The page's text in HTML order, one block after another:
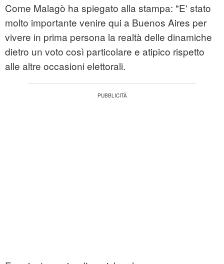
Come Malagò ha spiegato alla stampa: "E' stato
molto importante venire qui a Buenos Aires per
vivere in prima persona la realtà delle dinamiche
dietro un voto così particolare e atipico rispetto
alle altre occasioni elettorali.